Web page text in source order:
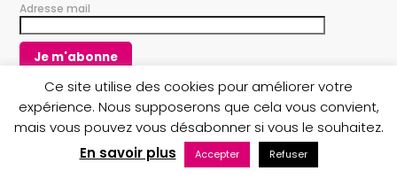
o
k
g
a
m
Adresse mail
Copyright © 2023 Au nom du Père boutique
Maintenance web par Bluekat Digital
Ce site utilise des cookies pour améliorer votre
expérience. Nous supposerons que cela vous convient,
mais vous pouvez vous désabonner si vous le souhaitez.
En savoir plus
Accepter Refuser